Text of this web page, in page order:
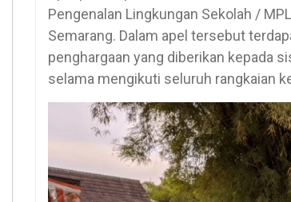
Pengenalan Lingkungan Sekolah /
Semarang. Dalam apel tersebut
penghargaan yang diberikan kepada
selama mengikuti seluruh rangkaian